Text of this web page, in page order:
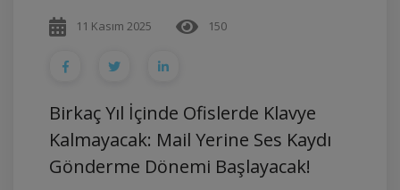
11 Kasım 2025 150
Birkaç Yıl İçinde Ofislerde Klavye
Kalmayacak: Mail Yerine Ses Kaydı
Gönderme Dönemi Başlayacak!